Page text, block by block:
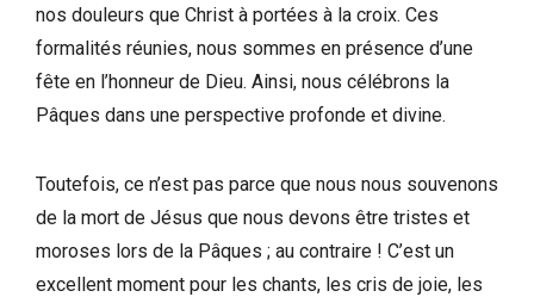
nos douleurs que Christ à portées à la croix. Ces
formalités réunies, nous sommes en présence d’une
fête en l’honneur de Dieu. Ainsi, nous célébrons la
Pâques dans une perspective profonde et divine.
Toutefois, ce n’est pas parce que nous nous souvenons
de la mort de Jésus que nous devons être tristes et
moroses lors de la Pâques ; au contraire ! C’est un
excellent moment pour les chants, les cris de joie, les